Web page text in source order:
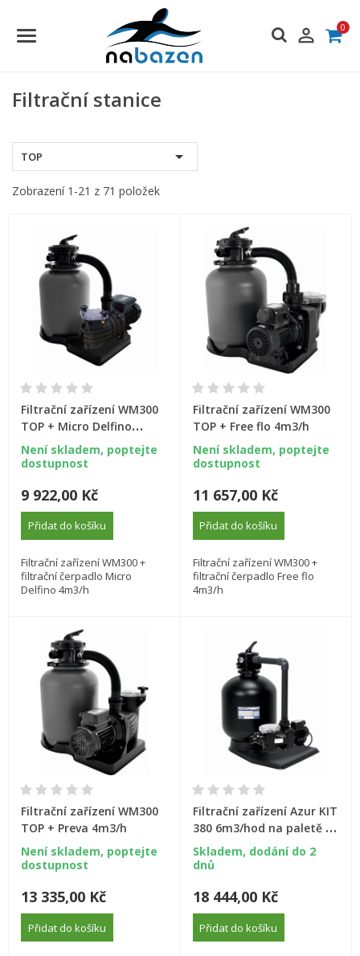
 0
Filtrační stanice
TOP 
Zobrazení 1-21 z 71 položek
Filtrační zařízení WM300
TOP + Micro Delfino
4m3/h
Není skladem, poptejte
dostupnost
9 922,00 Kč
Přidat do košíku
Filtrační zařízení WM300 +
filtrační čerpadlo Micro
Delfino 4m3/h
Filtrační zařízení WM300
TOP + Free flo 4m3/h
Není skladem, poptejte
dostupnost
11 657,00 Kč
Přidat do košíku
Filtrační zařízení WM300 +
filtrační čerpadlo Free flo
4m3/h
Filtrační zařízení WM300
TOP + Preva 4m3/h
Není skladem, poptejte
dostupnost
13 335,00 Kč
Přidat do košíku
Filtrační zařízení Azur KIT
380 6m3/hod na paletě s
čerpadlem FreeFlo
Skladem, dodání do 2
dnů
18 444,00 Kč
Přidat do košíku